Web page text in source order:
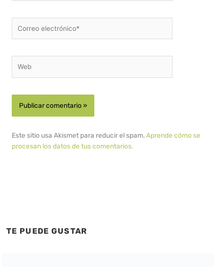
electrónico*
Este sitio usa Akismet para reducir el spam.Aprende cómo se
procesan los datos de tus comentarios.
TE PUEDE GUSTAR